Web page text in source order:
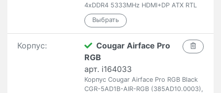
4xDDR4 5333MHz HDMI+DP ATX RTL
Корпус:
Cougar Airface Pro
RGB
арт. i164033
Корпус Cougar Airface Pro RGB Black
CGR-5AD1B-AIR-RGB (385AD10.0003),